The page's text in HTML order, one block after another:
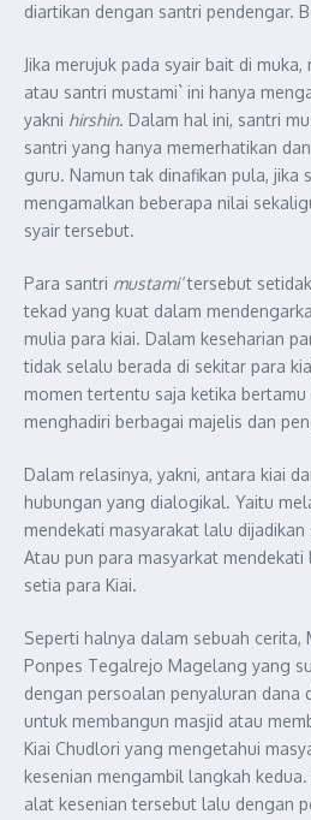
diartikan dengan santri pendengar.
Jika merujuk pada syair bait di
atau santri mustami` ini hanya
yakni hirshin. Dalam hal ini, santri
santri yang hanya memerhatikan
guru. Namun tak dinafikan pula, jika
mengamalkan beberapa nilai
syair tersebut.
Para santri mustami’tersebut
tekad yang kuat dalam
mulia para kiai. Dalam keseharian
tidak selalu berada di sekitar para
momen tertentu saja ketika
menghadiri berbagai majelis dan
Dalam relasinya, yakni, antara kiai
hubungan yang dialogikal. Yaitu
mendekati masyarakat lalu dijadikan
Atau pun para masyarkat
setia para Kiai.
Seperti halnya dalam sebuah cerita,
Ponpes Tegalrejo Magelang yang
dengan persoalan penyaluran dana
untuk membangun masjid atau
Kiai Chudlori yang mengetahui
kesenian mengambil langkah
alat kesenian tersebut lalu dengan